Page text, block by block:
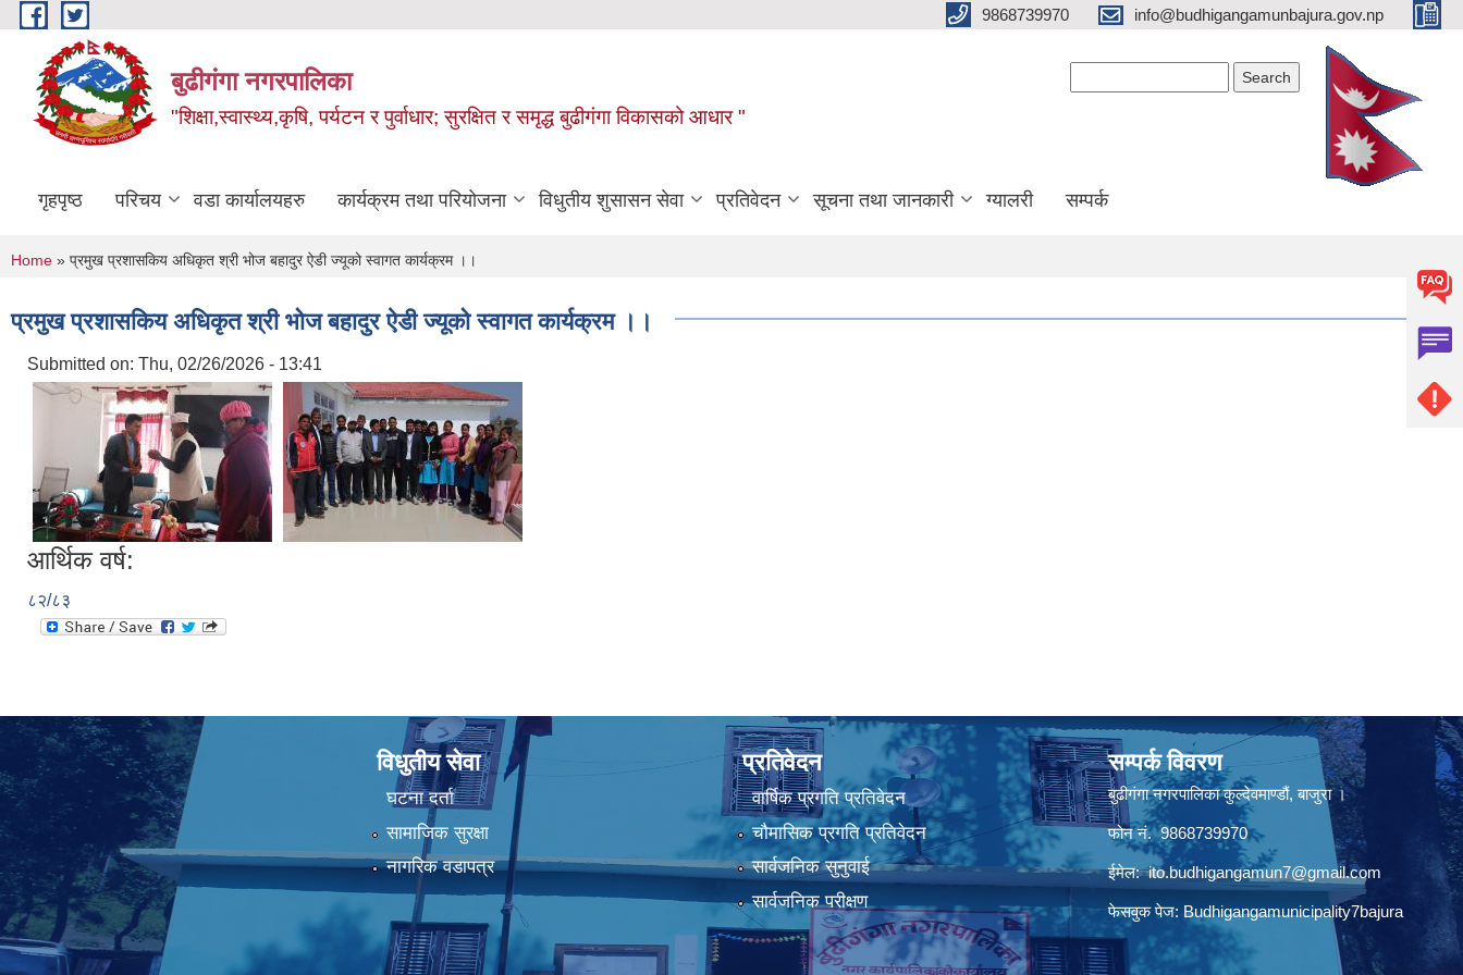
Skip to main content 9868739970 info@budhigangamunbajura.gov.np
बुढीगंगा नगरपालिका
"शिक्षा,स्वास्थ्य,कृषि, पर्यटन र पुर्वाधार; सुरक्षित र समृद्ध बुढीगंगा विकासको आधार "
गृहपृष्ठ परिचय वडा कार्यालयहरु कार्यक्रम तथा परियोजना विधुतीय शुसासन सेवा प्रतिवेदन सूचना तथा जानकारी ग्यालरी सम्पर्क
You are here
Home » प्रमुख प्रशासकिय अधिकृत श्री भोज बहादुर ऐडी ज्यूको स्वागत कार्यक्रम ।।
प्रमुख प्रशासकिय अधिकृत श्री भोज बहादुर ऐडी ज्यूको स्वागत कार्यक्रम ।।
Submitted on: Thu, 02/26/2026 - 13:41
आर्थिक वर्ष:
८२/८३
विधुतीय सेवा
घटना दर्ता
सामाजिक सुरक्षा
नागरिक वडापत्र
प्रतिवेदन
वार्षिक प्रगति प्रतिवेदन
चौमासिक प्रगति प्रतिवेदन
सार्वजनिक सुनुवाई
सार्वजनिक परीक्षण
सम्पर्क विवरण
बुढीगंगा नगरपालिका कुल्देवमाण्डौं, बाजुरा ।
फोन नं. 9868739970
ईमेल:ito.budhigangamun7@gmail.com
फेसवुक पेज: Budhigangamunicipality7bajura